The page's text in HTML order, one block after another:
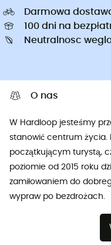
Darmowa
100 dni na
Neutralnosc
O nas
W Hardloop jesteśmy
stanowić centrum życia.
początkującym turystą,
poziomie od 2015 roku
zamiłowaniem do
wypraw po bezdrożach.